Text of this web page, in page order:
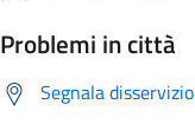
Problemi in città
Segnala disservizio